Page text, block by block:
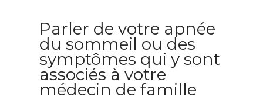
Parler de votre apnée
du sommeil ou des
symptômes qui y sont
associés à votre
médecin de famille